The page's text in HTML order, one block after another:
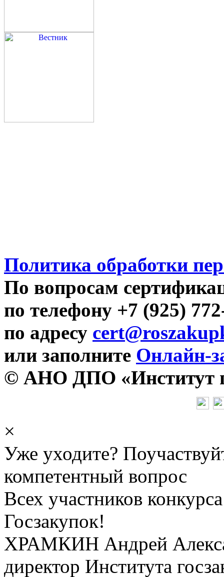
Политика обработки
По вопросам
по телефону +7 (925)
по адресу
или заполните Онлайн-
© АНО ДПО «Институт
×
Уже уходите?
компетентный вопрос
Всех участников
Госзакупок!
ХРАМКИН Андрей
директор Института